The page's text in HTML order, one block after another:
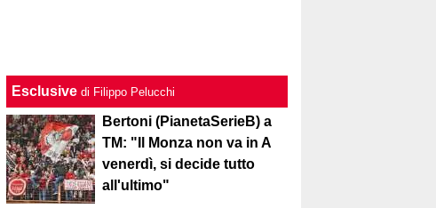
Esclusive di Filippo Pelucchi
Bertoni (PianetaSerieB) a
TM: "Il Monza non va in A
venerdì, si decide tutto
all'ultimo"